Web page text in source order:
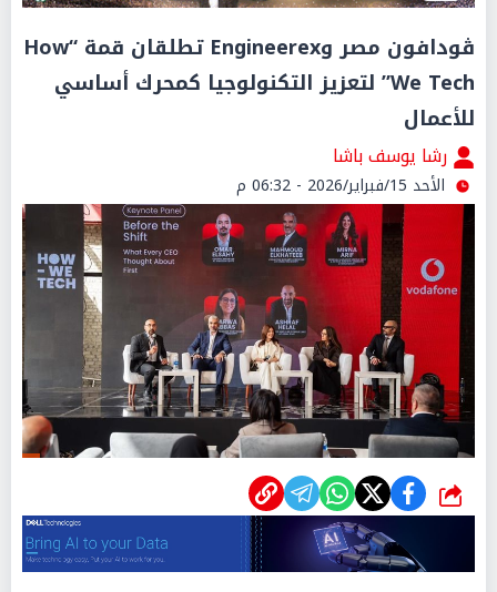
ڤودافون مصر وEngineerex تطلقان قمة “How
We Tech” لتعزيز التكنولوجيا كمحرك أساسي
للأعمال
رشا يوسف باشا
الأحد 15/فبراير/2026 - 06:32 م
شارك